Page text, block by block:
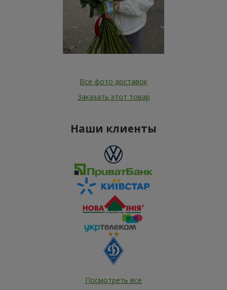
Все фото доставок
Заказать этот товар
Наши клиенты
Посмотреть все